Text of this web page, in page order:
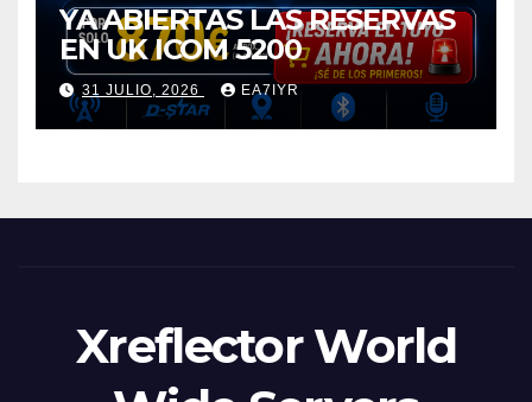
YA ABIERTAS LAS RESERVAS
EN UK ICOM 5200
31 JULIO, 2026 EA7IYR
Xreflector World